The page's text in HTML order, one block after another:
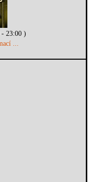
- 23:00 )
...